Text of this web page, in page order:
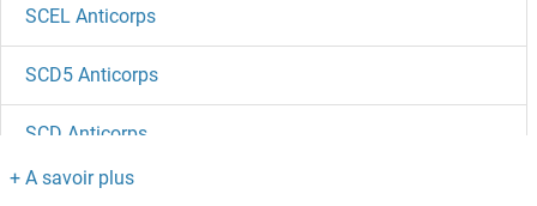
SCEL Anticorps
SCD5 Anticorps
SCD Anticorps
SCCA1 Anticorps